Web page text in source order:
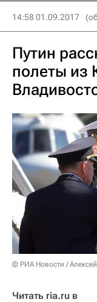
14:58 01.09.2017
Путин
полеты из
© РИА Новости /
Читать ria.ru в